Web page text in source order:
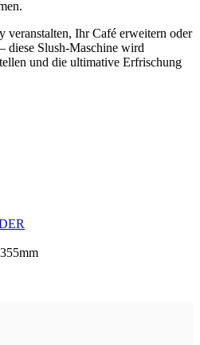
veranstalten, Ihr Café erweitern oder
diese Slush-Maschine wird
und die ultimative Erfrischung